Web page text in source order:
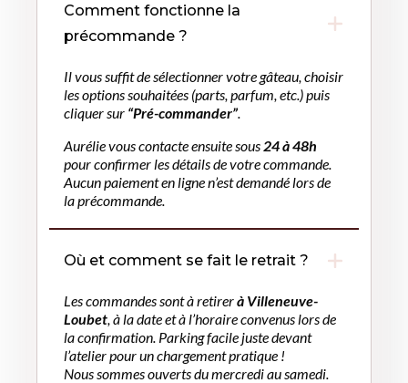
Comment fonctionne la
précommande ?
Il vous suffit de sélectionner votre gâteau, choisir
les options souhaitées (parts, parfum, etc.) puis
cliquer sur “Pré-commander”
Aurélie vous contacte ensuite sous 24 à 48h
pour confirmer les détails de votre commande.
Aucun paiement en ligne n’est demandé lors de
la précommande.
Où et comment se fait le retrait ?
Les commandes sont à retirerà Villeneuve-
Loubet , à la date et à l’horaire convenus lors de
la confirmation. Parking facile juste devant
l’atelier pour un chargement pratique !
Nous sommes ouverts du mercredi au samedi.